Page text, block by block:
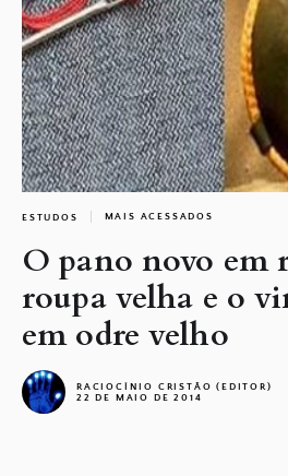
ESTUDOS MAIS ACESSADOS
O pano novo em
roupa velha e o
em odre velho
RACIOCÍNIO CRISTÃO (EDITOR)
22 DE MAIO DE 2014